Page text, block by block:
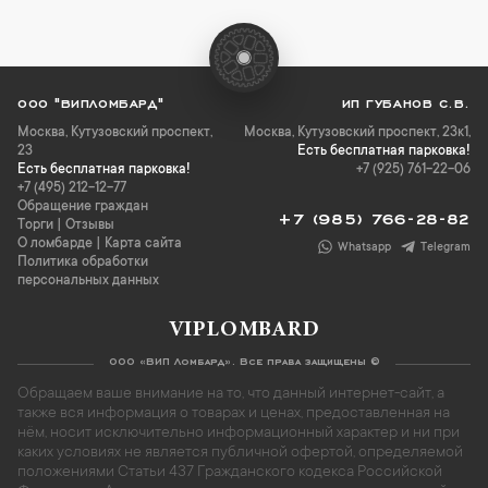
ООО "ВИПЛОМБАРД"
Москва, Кутузовский проспект,
23
Есть бесплатная парковка!
+7 (495) 212-12-77
Обращение граждан
Торги
Отзывы
О ломбарде
Карта сайта
Политика обработки
персональных данных
ИП ГУБАНОВ С.В.
Москва, Кутузовский проспект, 23к1,
Есть бесплатная парковка!
+7 (925) 761-22-06
+7 (985) 766-28-82
Whatsapp Telegram
VIPLOMBARD
ООО «ВИП Ломбард». Все права защищены ©
Обращаем ваше внимание на то, что данный интернет-сайт, а
также вся информация о товарах и ценах, предоставленная на
нём, носит исключительно информационный характер и ни при
каких условиях не является публичной офертой, определяемой
положениями Статьи 437 Гражданского кодекса Российской